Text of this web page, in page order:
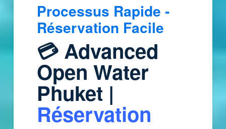
Processus Rapide -
Réservation Facile
💳 Advanced
Open Water
Phuket |
Réservation